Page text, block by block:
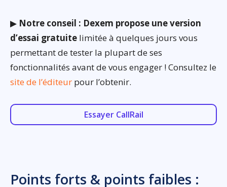
▶ Notre conseil : Dexem propose une version
d’essai gratuite limitée à quelques jours vous
permettant de tester la plupart de ses
fonctionnalités avant de vous engager ! Consultez le
site de l’éditeur pour l’obtenir.
Essayer CallRail
Points forts & points faibles :